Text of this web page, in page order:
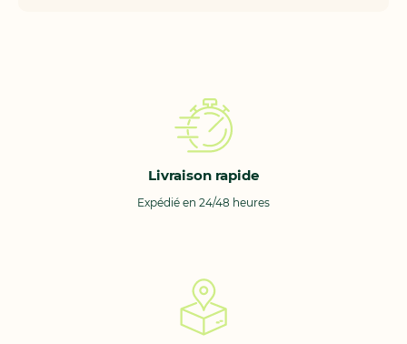
Livraison rapide
Expédié en 24/48 heures